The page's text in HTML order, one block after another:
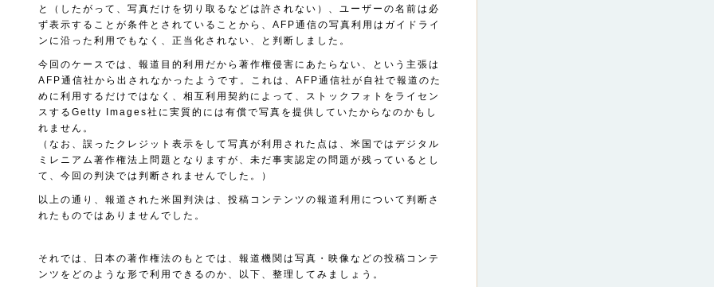
と（したがって、写真だけを切り取るなどは許されない）、ユーザーの名前は必
ず表示することが条件とされていることから、AFP通信の写真利用はガイドライ
ンに沿った利用でもなく、正当化されない、と判断しました。
今回のケースでは、報道目的利用だから著作権侵害にあたらない、という主張は
AFP通信社から出されなかったようです。これは、AFP通信社が自社で報道のた
めに利用するだけではなく、相互利用契約によって、ストックフォトをライセン
スするGetty Images社に実質的には有償で写真を提供していたからなのかもし
れません。
（なお、誤ったクレジット表示をして写真が利用された点は、米国ではデジタル
ミレニアム著作権法上問題となりますが、未だ事実認定の問題が残っているとし
て、今回の判決では判断されませんでした。）
以上の通り、報道された米国判決は、投稿コンテンツの報道利用について判断さ
れたものではありませんでした。
それでは、日本の著作権法のもとでは、報道機関は写真・映像などの投稿コンテ
ンツをどのような形で利用できるのか、以下、整理してみましょう。